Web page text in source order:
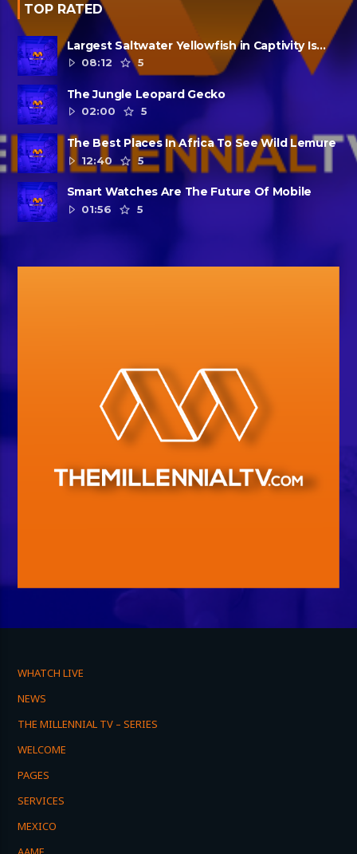
TOP RATED
Largest Saltwater Yellowfish in Captivity Is
Dead08:12 5
The Jungle Leopard Gecko
02:00
5
The Best Places In Africa To See Wild Lemure
12:40
5
Smart Watches Are The Future Of Mobile
01:56
5
WHATCH LIVE
NEWS
THE MILLENNIAL TV – SERIES
WELCOME
PAGES
SERVICES
MEXICO